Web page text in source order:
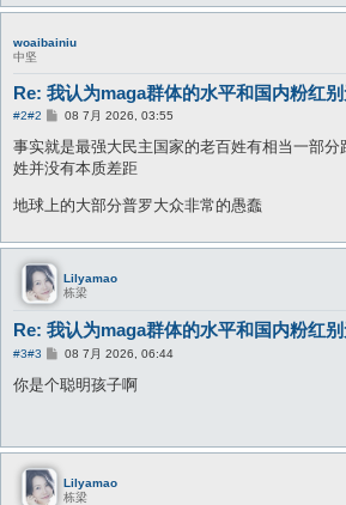
woaibainiu
中坚
Re: 我认为maga群体的水平和国内粉红
#2#2
帖
08 7月 2026, 03:55
事实就是最强大民主国家的老百姓有相当一部
姓并没有本质差距
地球上的大部分普罗大众非常的愚蠢
Lilyamao
栋梁
Re: 我认为maga群体的水平和国内粉红
#3#3
帖
08 7月 2026, 06:44
你是个聪明孩子啊
Lilyamao
栋梁